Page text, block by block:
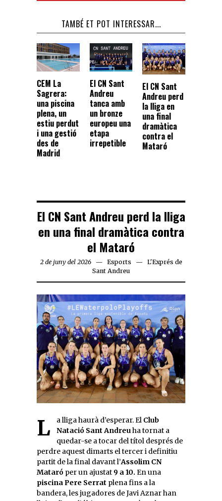
TAMBÉ ET POT INTERESSAR...
CEM La
Sagrera:
una piscina
plena, un
estiu perdut
i una gestió
des de
Madrid
El CN Sant
Andreu
tanca amb
un bronze
europeu una
etapa
irrepetible
El CN Sant
Andreu perd
la lliga en
una final
dramàtica
contra el
Mataró
El CN Sant Andreu perd la lliga
en una final dramàtica contra
el Mataró
2 de juny del 2026 Esports
L'Exprés de
Sant Andreu
La lliga haurà d’esperar. El Club
Natació Sant Andreuha tornat a
quedar-se a tocar del títol després de
perdre aquest dimarts el tercer i definitiu
partit de la final davant l’Assolim CN
Mataró per un ajustat 9 a 10. En una
piscina Pere Serrat plena fins a la
bandera, les jugadores de Javi Aznar han